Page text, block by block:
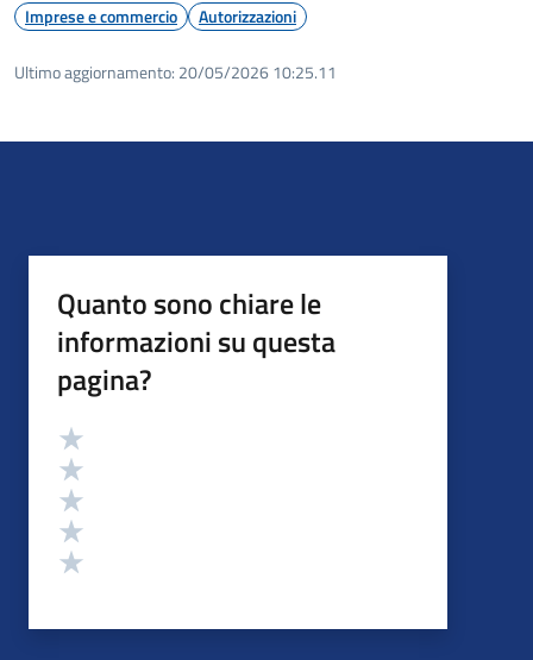
Imprese e commercio Autorizzazioni
Ultimo aggiornamento: 20/05/2026 10:25.11
Quanto sono chiare le
informazioni su questa
pagina?
Valutazione